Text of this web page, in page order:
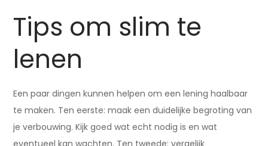
Tips om slim te
lenen
Een paar dingen kunnen helpen om een lening haalbaar
te maken. Ten eerste: maak een duidelijke begroting van
je verbouwing. Kijk goed wat echt nodig is en wat
eventueel kan wachten. Ten tweede: vergelijk